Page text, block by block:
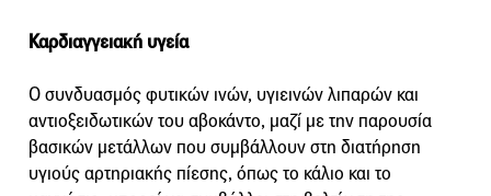
Καρδιαγγειακή υγεία
Ο συνδυασμός φυτικών ινών, υγιεινών λιπαρών και
αντιοξειδωτικών του αβοκάντο, μαζί με την παρουσία
βασικών μετάλλων που συμβάλλουν στη διατήρηση
υγιούς αρτηριακής πίεσης, όπως το κάλιο και το